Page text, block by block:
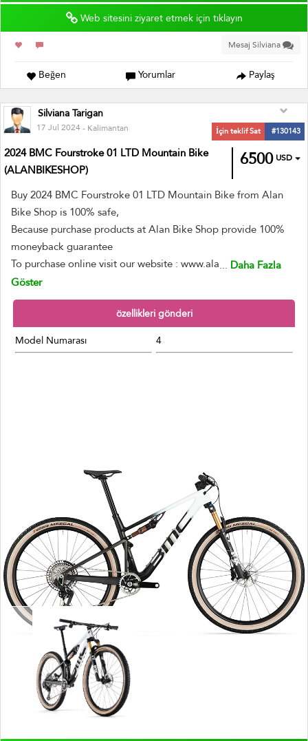
Web sitesini ziyaret etmek için tıklayın
Mesaj Silviana
Beğen Yorumlar Paylaş
Silviana Tarigan
17 Jul 2024- Kalimantan İçin teklif Sat #130143
6500 USD
2024 BMC Fourstroke 01 LTD Mountain Bike
(ALANBIKESHOP)
Buy 2024 BMC Fourstroke 01 LTD Mountain Bike from Alan
Bike Shop is 100% safe,
Because purchase products at Alan Bike Shop provide 100%
moneyback guarantee
To purchase online visit our website : www.ala... Daha Fazla
Göster
özellikleri gönderi
Model Numarası
4